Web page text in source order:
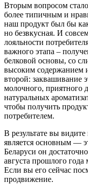
Вторым вопросом
более типичным и
наш продукт был бы
но безвкусная. И
лояльности
важного этапа –
белковой основы, со
высоким содержанием
второй: заквашивание
молочного, приятного
натуральных
чтобы получить
потребителем.
В результате вы
является основным —
Беларуси он
августа прошлого
Если вы его сейчас
продвижение.